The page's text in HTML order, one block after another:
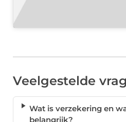
Veelgestelde
Wat is verzekering en
belangrijk?